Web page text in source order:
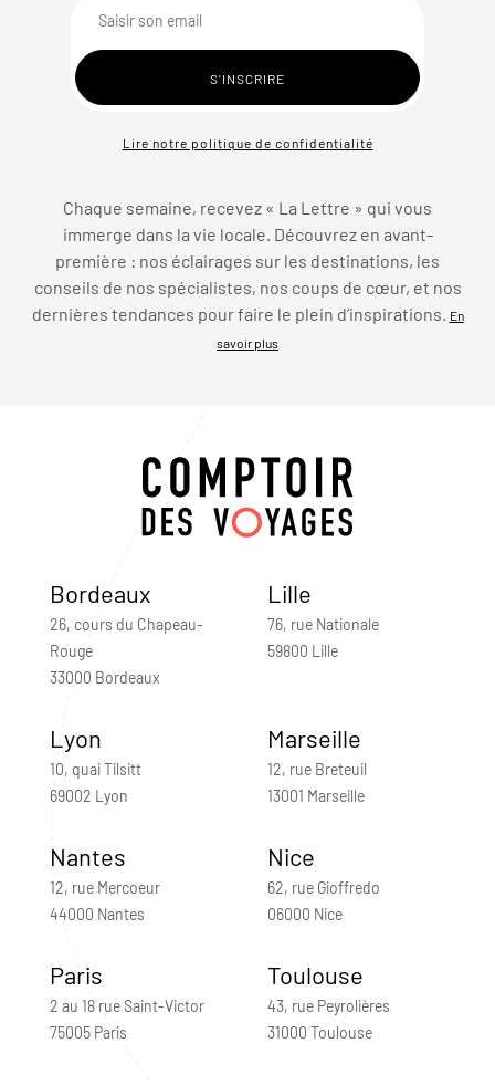
Lire notre politique de confidentialité
Chaque semaine, recevez « La Lettre » qui vous
immerge dans la vie locale. Découvrez en avant-
première : nos éclairages sur les destinations, les
conseils de nos spécialistes, nos coups de cœur, et nos
dernières tendances pour faire le plein d’inspirations.
En
savoir plus
Bordeaux
26, cours du Chapeau-
Rouge
33000 Bordeaux
Lille
76, rue Nationale
59800 Lille
Lyon
10, quai Tilsitt
69002 Lyon
Marseille
12, rue Breteuil
13001 Marseille
Nantes
12, rue Mercoeur
44000 Nantes
Nice
62, rue Gioffredo
06000 Nice
Paris
2 au 18 rue Saint-Victor
75005 Paris
Toulouse
43, rue Peyrolières
31000 Toulouse